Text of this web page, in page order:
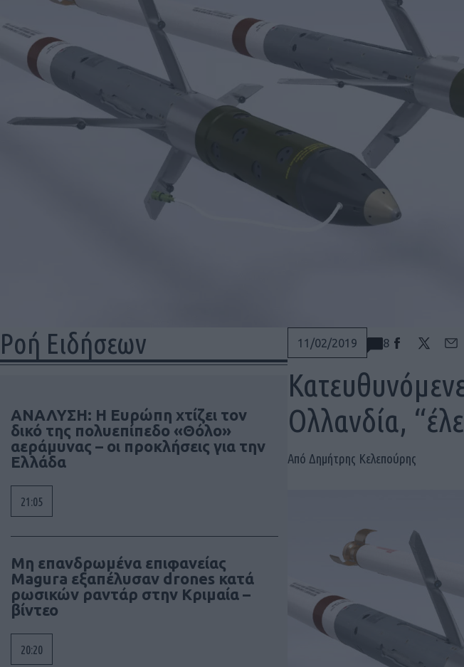
Ροή Ειδήσεων
ΑΝΑΛΥΣΗ: Η Ευρώπη χτίζει τον
δικό της πολυεπίπεδο «Θόλο»
αεράμυνας – οι προκλήσεις για την
Ελλάδα
21:05
Μη επανδρωμένα επιφανείας
Magura εξαπέλυσαν drones κατά
ρωσικών ραντάρ στην Κριμαία –
βίντεο
20:20
11/02/2019 8
Ολλανδία,
Από Δημήτρης Κελεπούρης